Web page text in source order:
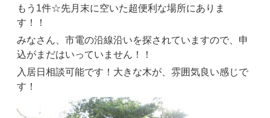
もう1件☆先月末に空いた超便利な場所にありま
す！！
みなさん、市電の沿線沿いを探されていますので、申
込がまだはいっていません！！
入居日相談可能です！大きな木が、雰囲気良い感じで
す！